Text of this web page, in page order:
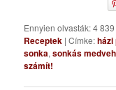
Ennyien olvasták: 4 839
Receptek |Címke:házi
sonka,sonkás
számít!